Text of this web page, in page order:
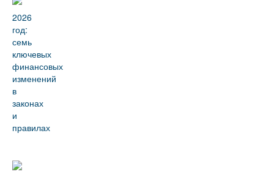
2026
год:
семь
ключевых
финансовых
изменений
в
законах
и
правилах